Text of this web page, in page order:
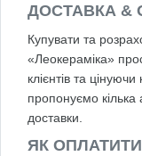
ДОСТАВКА &
Купувати та
«Леокераміка»
клієнтів та
пропонуємо кілька
доставки.
ЯК ОПЛАТИТИ